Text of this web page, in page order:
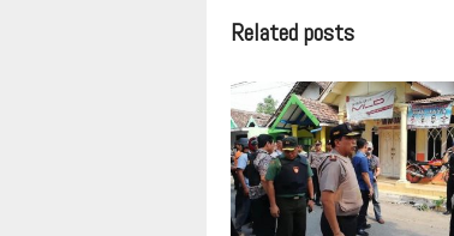
Related posts